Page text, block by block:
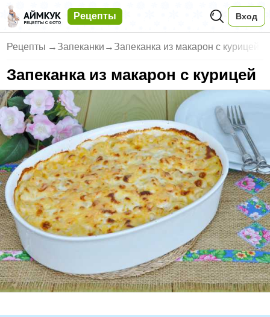
Рецепты Вход
Рецепты → Запеканки → Запеканка из макарон с курицей
Запеканка из макарон с курицей